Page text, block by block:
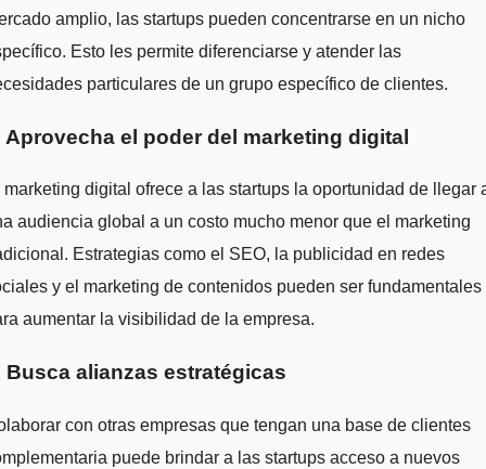
amplio, las startups pueden concentrarse en un nicho
Esto les permite diferenciarse y atender las
particulares de un grupo específico de clientes.
Aprovecha el poder del marketing digital
marketing digital ofrece a las startups la oportunidad de llegar
audiencia global a un costo mucho menor que el marketing
Estrategias como el SEO, la publicidad en redes
y el marketing de contenidos pueden ser fundamentales
aumentar la visibilidad de la empresa.
Busca alianzas estratégicas
con otras empresas que tengan una base de clientes
puede brindar a las startups acceso a nuevos